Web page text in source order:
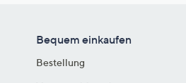
Bequem einkaufen
Bestellung